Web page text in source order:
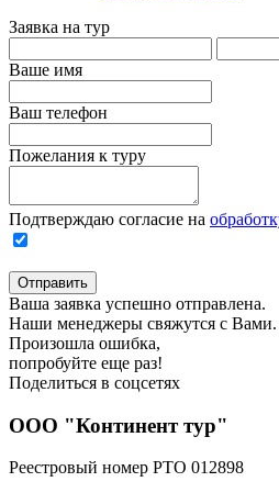
Заявка на тур
Ваше имя
Ваш телефон
Пожелания к туру
Подтверждаю согласие на
Отправить
Ваша заявка успешно отправлена.
Наши менеджеры свяжутся с Вами.
Произошла ошибка,
попробуйте еще раз!
Поделиться в соцсетях
ООО "Континент тур"
Реестровый номер РТО 012898